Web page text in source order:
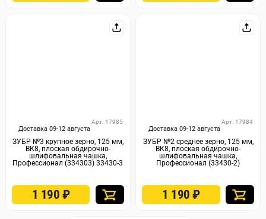
Доставка 09-12 августа
Арт. 17985
ЗУБР №3 крупное зерно, 125 мм,
ВК8, плоская обдирочно-
шлифовальная чашка,
Профессионал (334303) 33430-3
1 190 ₽
Доставка 09-12 августа
Арт. 17984
ЗУБР №2 среднее зерно, 125 мм,
ВК8, плоская обдирочно-
шлифовальная чашка,
Профессионал (33430-2)
1 190₽